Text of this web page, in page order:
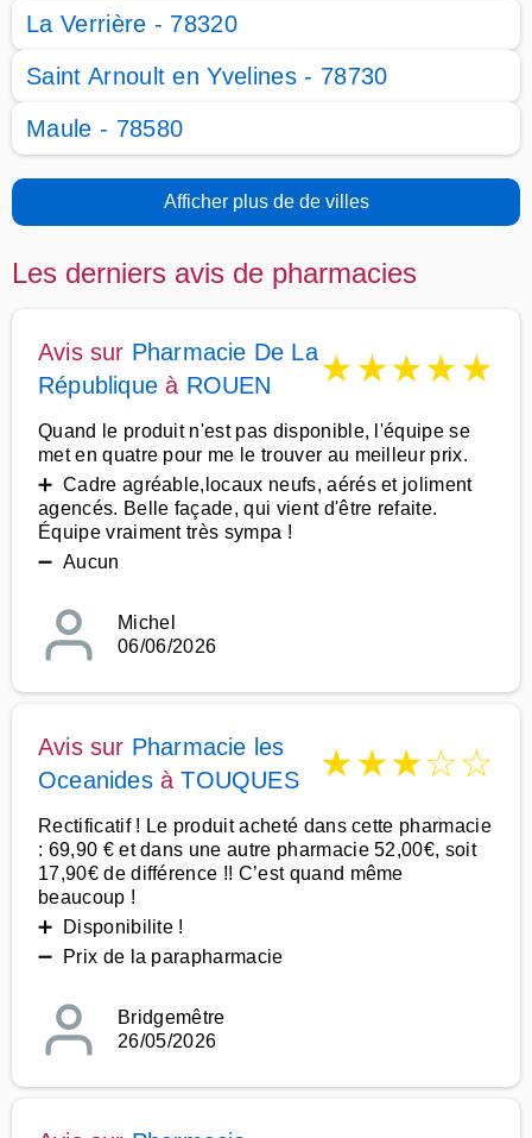
La Verrière - 78320
Saint Arnoult en Yvelines - 78730
Maule - 78580
Afficher plus de de villes
Les derniers avis de pharmacies
Avis sur Pharmacie De La
République à ROUEN ★★★★★
Quand le produit n'est pas disponible, l'équipe se
met en quatre pour me le trouver au meilleur prix.
➕ Cadre agréable,locaux neufs, aérés et joliment
agencés. Belle façade, qui vient d'être refaite.
Équipe vraiment très sympa !
➖ Aucun
Michel
06/06/2026
Avis sur Pharmacie les
OceanidesàTOUQUES ★★★☆☆
Rectificatif ! Le produit acheté dans cette pharmacie
: 69,90 € et dans une autre pharmacie 52,00€, soit
17,90€ de différence !! C’est quand même
beaucoup !
➕ Disponibilite !
➖ Prix de la parapharmacie
Bridgemêtre
26/05/2026